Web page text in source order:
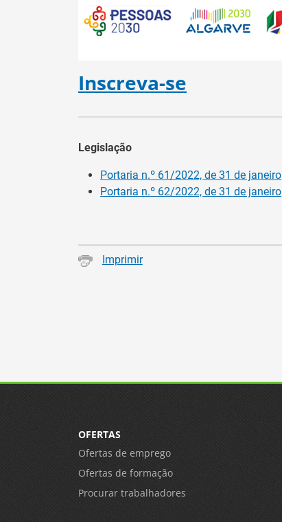
Inscreva-se
Legislação
Portaria n.º 61/2022, de 31 de janeiro
Portaria n.º 62/2022, de 31 de janeiro
Imprimir
OFERTAS
Ofertas de emprego
Ofertas de formação
Procurar trabalhadores